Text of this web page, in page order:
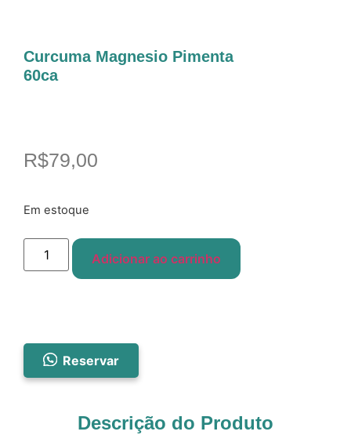
Curcuma Magnesio Pimenta
60ca
R$79,00
Em estoque
Adicionar ao carrinho
Reservar
Descrição do Produto